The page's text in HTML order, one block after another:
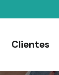
Clientes